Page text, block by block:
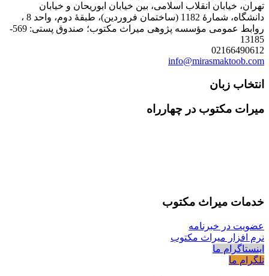
تهران، خیابان انقلاب اسلامی، بین خیابان ابوریحان و خیابان
دانشگاه، شمارۀ 1182 (ساختمان فروردین)، طبقۀ دوم، واحد 8 ،
روابط عمومی مؤسسه پژوهی میراث مکتوب؛ صندوق پستی: 569-
13185
02166490612
info@mirasmaktoob.com
انتخاب زبان
میرات مکتوب در چهارراه
خدمات میراث مکتوب
عضویت در خبرنامه
نرم افزار میراث مکتوب
اینستاگرام ما
تلگرام ما